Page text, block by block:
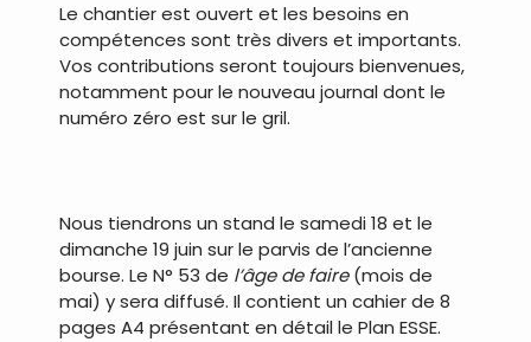
Le chantier est ouvert et les besoins en
compétences sont très divers et importants.
Vos contributions seront toujours bienvenues,
notamment pour le nouveau journal dont le
numéro zéro est sur le gril.
Nous tiendrons un stand le samedi 18 et le
dimanche 19 juin sur le parvis de l’ancienne
bourse. Le N° 53 de l’âge de faire(mois de
mai) y sera diffusé. Il contient un cahier de 8
pages A4 présentant en détail le Plan ESSE.